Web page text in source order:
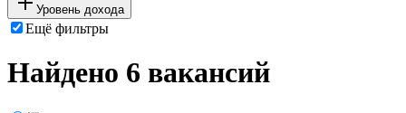
Уровень дохода
Ещё фильтры
Найдено 6 вакансий